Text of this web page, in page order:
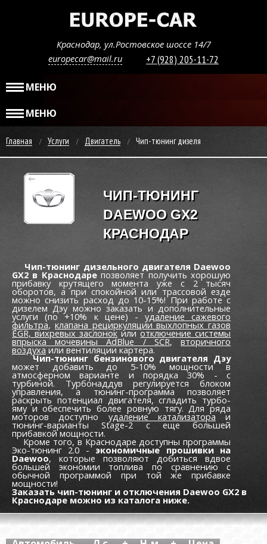
Краснодар, ул.Ростовское шоссе 14/7
europecar@mail.ru
+7 (928) 205-11-72
МЕНЮ
МЕНЮ
Главная Услуги Двигатель Чип-тюнинг дизеля
ЧИП-ТЮНИНГ
DAEWOO GX2
КРАСНОДАР
Чип-тюнинг дизельного двигателя Daewoo
GX2 в Краснодарепозволяет получить хорошую
прибавку крутящего момента уже c 2 тысяч
оборотов, а при спокойной или трассовой езде
можно снизить расход до 10-15%! При работе с
дизелем Дэу можно заказать и дополнительные
услуги (по +10% к цене) -удаление сажевого
фильтра, клапана рециркуляции выхлопных газов
EGR,вихревых заслонокилиотключение системы
впрыска мочевины AdBlue / SCR,вторичного
воздухаили вентиляции картера.
Чип-тюнинг бензинового двигателя Дэу
может добавить до 5-10% мощности в
атмосферном варианте и порядка 30% - с
турбиной. Турбонаддув регулируется блоком
управления, а тюнинг-программа позволяет
раскрыть потенциал двигателя, сгладить турбо-
яму и обеспечить более ровную тягу. Для ряда
моторов доступно удаление катализатора и
тюнинг-варианты Stage-2 с еще большей
прибавкой мощности.
Кроме того, в Краснодаре доступны программы
Эко-тюнинг 2.0 - экономичные прошивки на
Daewoo, которые позволяют добиться вдвое
большей экономии топлива по сравнению с
обычной программой при той же прибавке
мощности!
Заказать чип-тюнинг и отключения Daewoo GX2 в
Краснодаре можно из каталога ниже.